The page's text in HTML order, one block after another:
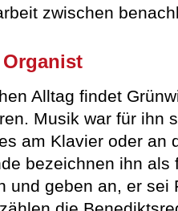
zwischen
Alltag findet
Musik war für ihn
am Klavier oder an
bezeichnen ihn als
und geben an, er sei